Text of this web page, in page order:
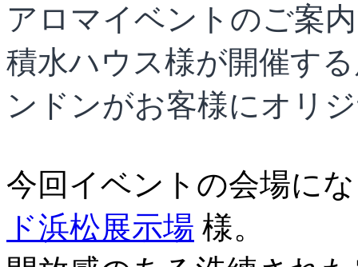
アロマイベントのご案
積水ハウス様が開催す
ンドンがお客様にオリ
今回イベントの会場に
ド浜松展示場 様。